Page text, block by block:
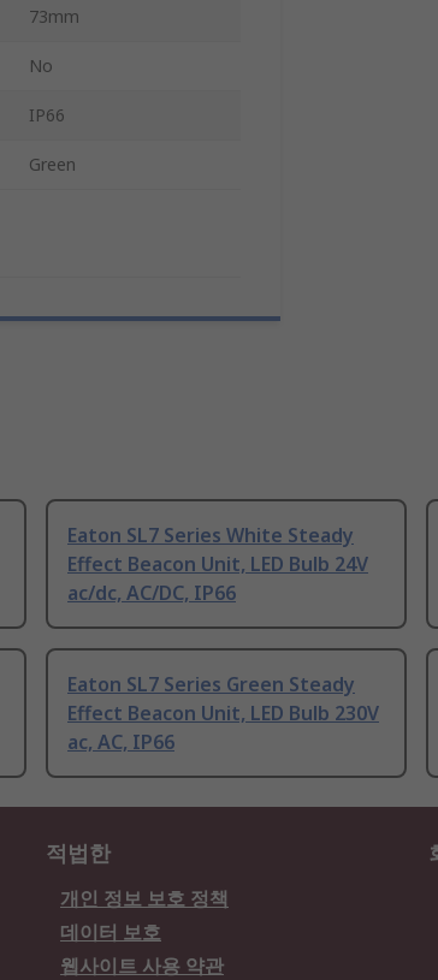
73mm
No
IP66
Green
Eaton SL7 Series White Steady
Effect Beacon Unit, LED Bulb 24V
ac/dc, AC/DC, IP66
Eaton SL7 Series Green Steady
Effect Beacon Unit, LED Bulb 230V
ac, AC, IP66
적법한
개인 정보 보호 정책
데이터 보호
웹사이트 사용 약관